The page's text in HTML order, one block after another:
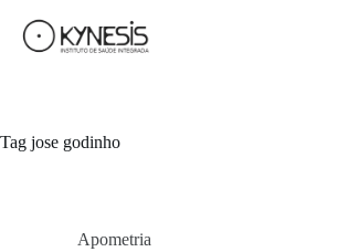
Tag jose godinho
Apometria